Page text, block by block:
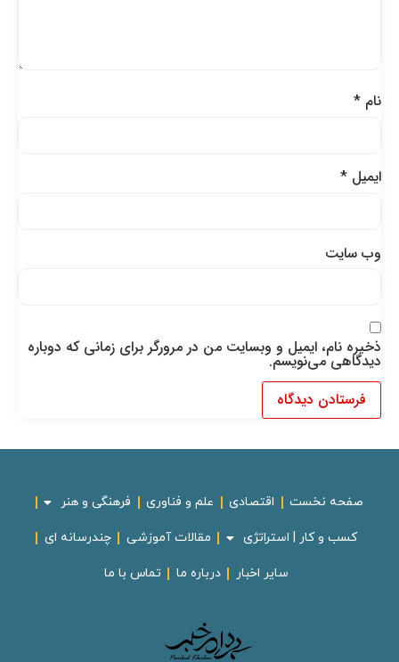
نام *
ایمیل *
وب‌ سایت
ذخیره نام، ایمیل و وبسایت من در مرورگر برای زمانی که دوباره
دیدگاهی می‌نویسم.
صفحه نخست اقتصادی علم و فناوری فرهنگی و هنر
کسب و کار | استراتژی مقالات آموزشی چندرسانه ای
سایر اخبار درباره ما تماس با ما